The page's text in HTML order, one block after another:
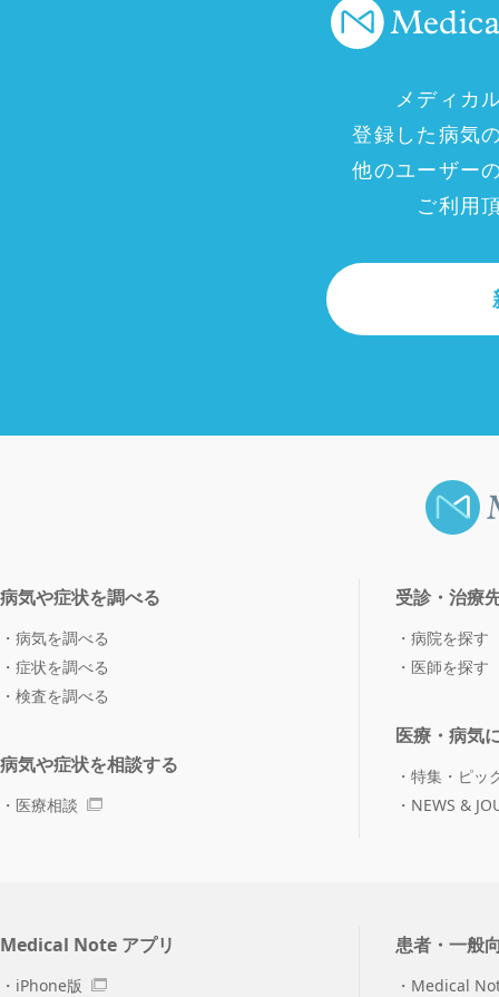
メディカ
登録した病気
他のユーザー
ご利用
病気や症状を調べる
病気を調べる
症状を調べる
検査を調べる
病気や症状を相談する
医療相談
受診・治療
病院を探す
医師を探す
医療・病気
特集・ピッ
NEWS &
Medical Note アプリ
iPhone版
患者・一般
Medical